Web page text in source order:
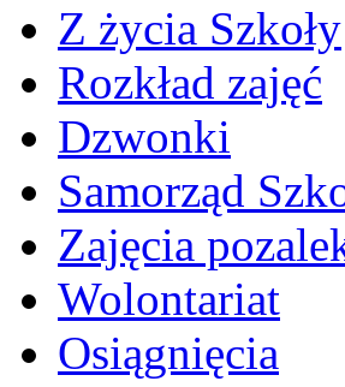
Z życia Szkoły
Rozkład zajęć
Dzwonki
Samorząd
Zajęcia
Wolontariat
Osiągnięcia